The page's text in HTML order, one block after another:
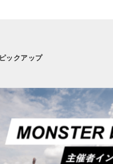
ピックアップ